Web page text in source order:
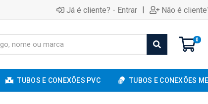
Já é cliente? - Entrar | Não é
0
TUBOS E CONEXÕES PVC TUBOS E CONEXÕES